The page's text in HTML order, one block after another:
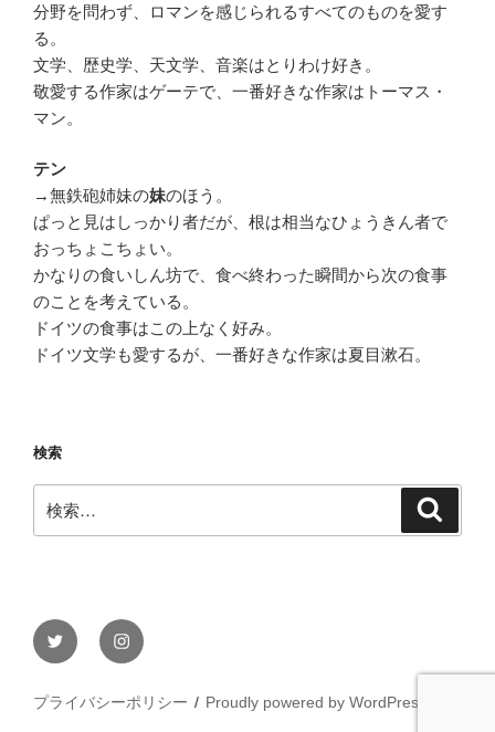
分野を問わず、ロマンを感じられるすべてのものを愛す
る。
文学、歴史学、天文学、音楽はとりわけ好き。
敬愛する作家はゲーテで、一番好きな作家はトーマス・
マン。
テン
→無鉄砲姉妹の妹のほう。
ぱっと見はしっかり者だが、根は相当なひょうきん者で
おっちょこちょい。
かなりの食いしん坊で、食べ終わった瞬間から次の食事
のことを考えている。
ドイツの食事はこの上なく好み。
ドイツ文学も愛するが、一番好きな作家は夏目漱石。
検索
索:
Twitter Instagram
プライバシーポリシー Proudly powered by WordPress